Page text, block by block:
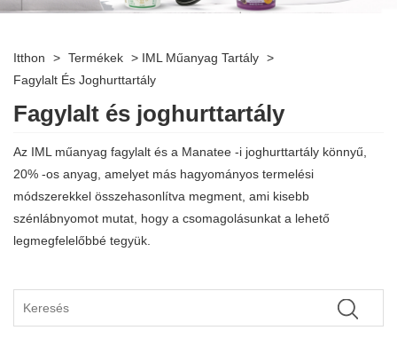
Itthon > Termékek > IML Műanyag Tartály >
Fagylalt És Joghurttartály
Fagylalt és joghurttartály
Az IML műanyag fagylalt és a Manatee -i joghurttartály könnyű,
20% -os anyag, amelyet más hagyományos termelési
módszerekkel összehasonlítva megment, ami kisebb
szénlábnyomot mutat, hogy a csomagolásunkat a lehető
legmegfelelőbbé tegyük.